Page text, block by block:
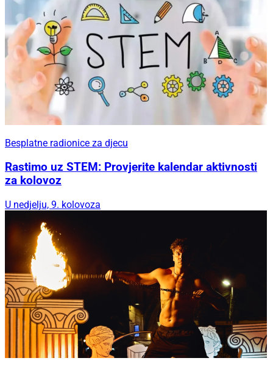
Besplatne radionice za djecu
Rastimo uz STEM: Provjerite kalendar aktivnosti
za kolovoz
U nedjelju, 9. kolovoza